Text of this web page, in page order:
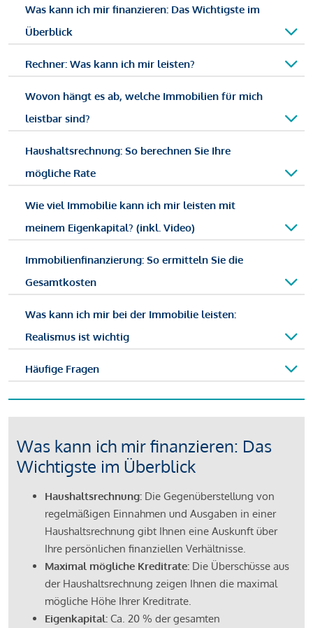
Was kann ich mir finanzieren: Das Wichtigste im
Überblick
Rechner: Was kann ich mir leisten?
Wovon hängt es ab, welche Immobilien für mich
leistbar sind?
Haushaltsrechnung: So berechnen Sie Ihre
mögliche Rate
Wie viel Immobilie kann ich mir leisten mit
meinem Eigenkapital? (inkl. Video)
Immobilienfinanzierung: So ermitteln Sie die
Gesamtkosten
Was kann ich mir bei der Immobilie leisten:
Realismus ist wichtig
Häufige Fragen
Was kann ich mir finanzieren: Das
Wichtigste im Überblick
Haushaltsrechnung: Die Gegenüberstellung von
regelmäßigen Einnahmen und Ausgaben in einer
Haushaltsrechnung gibt Ihnen eine Auskunft über
Ihre persönlichen finanziellen Verhältnisse.
Maximal mögliche Kreditrate: Die Überschüsse aus
der Haushaltsrechnung zeigen Ihnen die maximal
mögliche Höhe Ihrer Kreditrate.
Eigenkapital: Ca. 20 % der gesamten